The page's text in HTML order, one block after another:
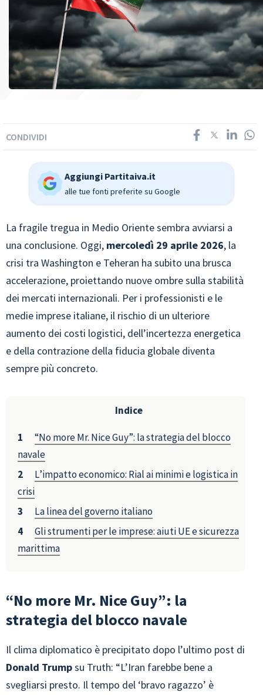
CONDIVIDI
Aggiungi Partitaiva.it
alle tue fonti preferite su Google
La fragile tregua in Medio Oriente sembra avviarsi a
una conclusione. Oggi, mercoledì 29 aprile 2026, la
crisi tra Washington e Teheran ha subito una brusca
accelerazione, proiettando nuove ombre sulla stabilità
dei mercati internazionali. Per i professionisti e le
medie imprese italiane, il rischio di un ulteriore
aumento dei costi logistici, dell’incertezza energetica
e della contrazione della fiducia globale diventa
sempre più concreto.
Indice
“No more Mr. Nice Guy”: la strategia del blocco
navale
L’impatto economico: Rial ai minimi e logistica in
crisi
La linea del governo italiano
Gli strumenti per le imprese: aiuti UE e sicurezza
marittima
“No more Mr. Nice Guy”: la
strategia del blocco navale
Il clima diplomatico è precipitato dopo l’ultimo post di
Donald Trumpsu Truth: “L’Iran farebbe bene a
svegliarsi presto. Il tempo del ‘bravo ragazzo’ è